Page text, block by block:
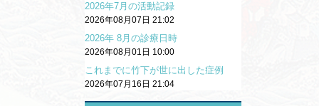
2026年7月の活動記録
2026年08月07日 21:02
2026年 8月の診療日時
2026年08月01日 10:00
これまでに竹下が世に出した症例
2026年07月16日 21:04